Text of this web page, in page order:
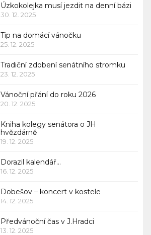
Úzkokolejka musí jezdit na denní bázi
30. 12. 2025
Tip na domácí vánočku
25. 12. 2025
Tradiční zdobení senátního stromku
23. 12. 2025
Vánoční přání do roku 2026
20. 12. 2025
Kniha kolegy senátora o JH
hvězdárně
19. 12. 2025
Dorazil kalendář…
16. 12. 2025
Dobešov – koncert v kostele
14. 12. 2025
Předvánoční čas v J.Hradci
13. 12. 2025